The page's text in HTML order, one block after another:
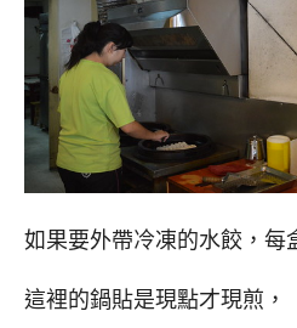
如果要外帶冷凍的水餃，每
這裡的鍋貼是現點才現煎，